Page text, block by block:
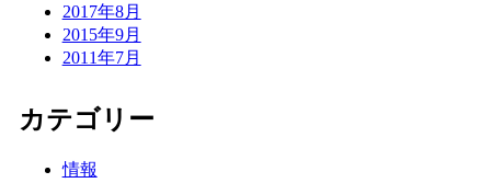
2017年8月
2015年9月
2011年7月
カテゴリー
情報